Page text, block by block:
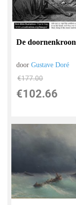
De doornenkroon
doorGustave Doré
€177.00
€102.66